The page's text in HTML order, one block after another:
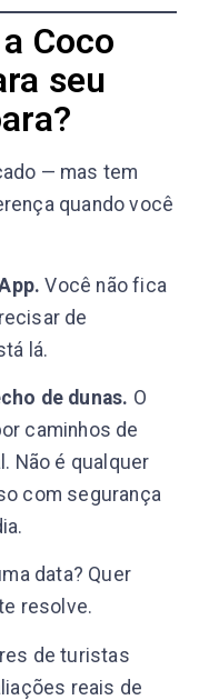
Coco
seu
— mas tem
quando você
Você não fica
de
lá.
de dunas. O
caminhos de
Não é qualquer
com segurança
data? Quer
resolve.
de turistas
reais de